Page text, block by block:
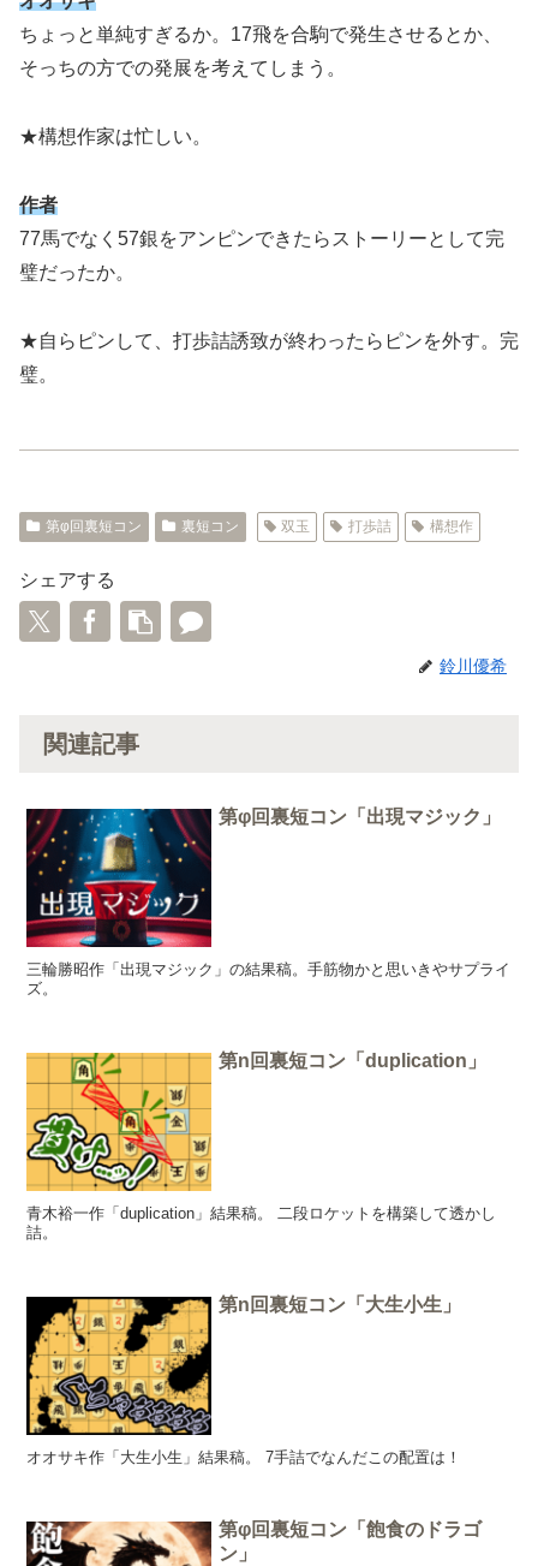
ちょっと単純すぎるか。17飛を合駒で発生させるとか、
そっちの方での発展を考えてしまう。
★構想作家は忙しい。
作者
77馬でなく57銀をアンピンできたらストーリーとして完
璧だったか。
★自らピンして、打歩詰誘致が終わったらピンを外す。完
璧。
第φ回裏短コン 裏短コン 双玉 打歩詰 構想作
シェアする
鈴川優希
関連記事
第φ回裏短コン「出現マジック」
三輪勝昭作「出現マジック」の結果稿。手筋物かと思いきやサプライ
ズ。
第n回裏短コン「duplication」
青木裕一作「duplication」結果稿。 二段ロケットを構築して透かし
詰。
第n回裏短コン「大生小生」
オオサキ作「大生小生」結果稿。 7手詰でなんだこの配置は！
第φ回裏短コン「飽食のドラゴ
ン」